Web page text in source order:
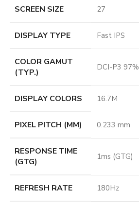
SCREEN SIZE 27
DISPLAY TYPE Fast IPS
COLOR GAMUT
(TYP.)
DCI-P3 97%
DISPLAY COLORS 16.7M
PIXEL PITCH (MM) 0.233 mm
RESPONSE TIME
(GTG)
1ms (GTG)
REFRESH RATE 180Hz